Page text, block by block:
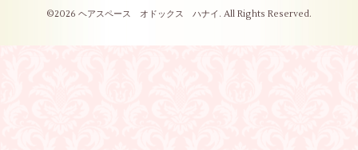
©2026 ヘアスペース オドックス ハナイ . All Rights Reserved.